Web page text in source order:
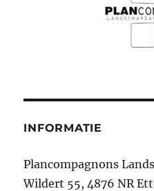
INFORMATIE
Plancompagnons
Wildert 55, 4876 NR